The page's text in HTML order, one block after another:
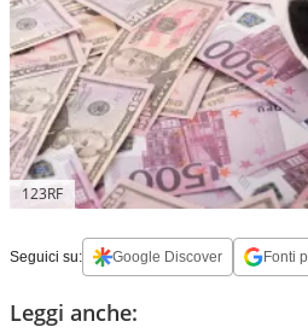
123RF
Seguici su: Google Discover Fonti
Leggi anche: